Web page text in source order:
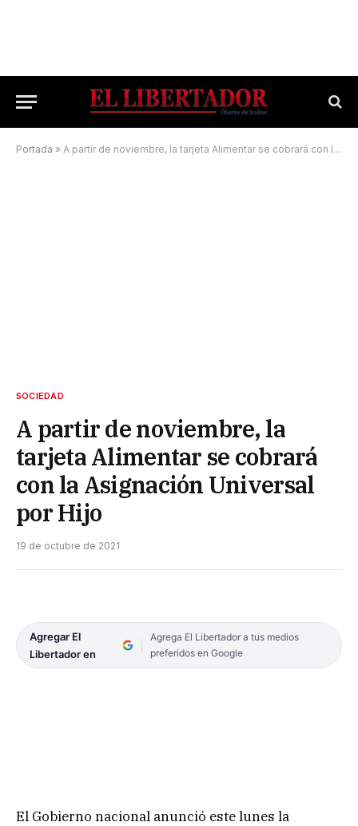
Portada » A partir de noviembre, la tarjeta Alimentar se cobrará con la Asignación Universal por Hijo
SOCIEDAD
A partir de noviembre, la
tarjeta Alimentar se cobrará
con la Asignación Universal
por Hijo
19 de octubre de 2021
Agregar El
Libertador en
Agrega El Libertador a tus medios
preferidos en Google
El Gobierno nacional anunció este lunes la